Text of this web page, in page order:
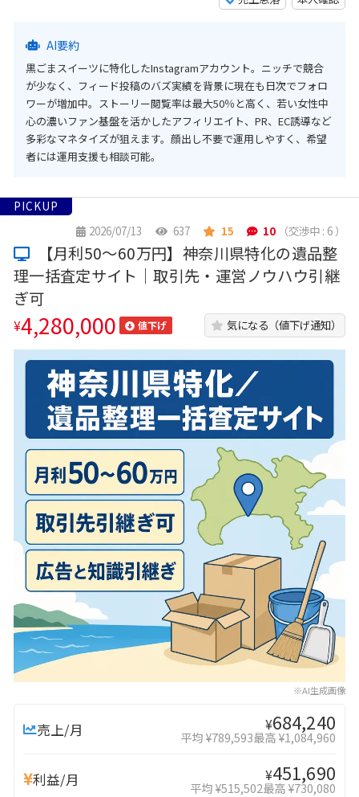
AI要約
黒ごまスイーツに特化したInstagramアカウント。ニッチで競合
が少なく、フィード投稿のバズ実績を背景に現在も日次でフォロ
ワーが増加中。ストーリー閲覧率は最大50％と高く、若い女性中
心の濃いファン基盤を活かしたアフィリエイト、PR、EC誘導など
多彩なマネタイズが狙えます。顔出し不要で運用しやすく、希望
者には運用支援も相談可能。
PICKUP
2026/07/13
637 15 10 （交渉中 : 6 ）
※AI生成画像
【月利50〜60万円】神奈川県特化の遺品整
理一括査定サイト｜取引先・運営ノウハウ引継
ぎ可
¥4,280,000 値下げ 気になる（値下げ通知）
売上/月 ¥684,240
平均 ¥789,593最高 ¥1,084,960
利益/月 ¥451,690
平均 ¥515,502最高 ¥730,080